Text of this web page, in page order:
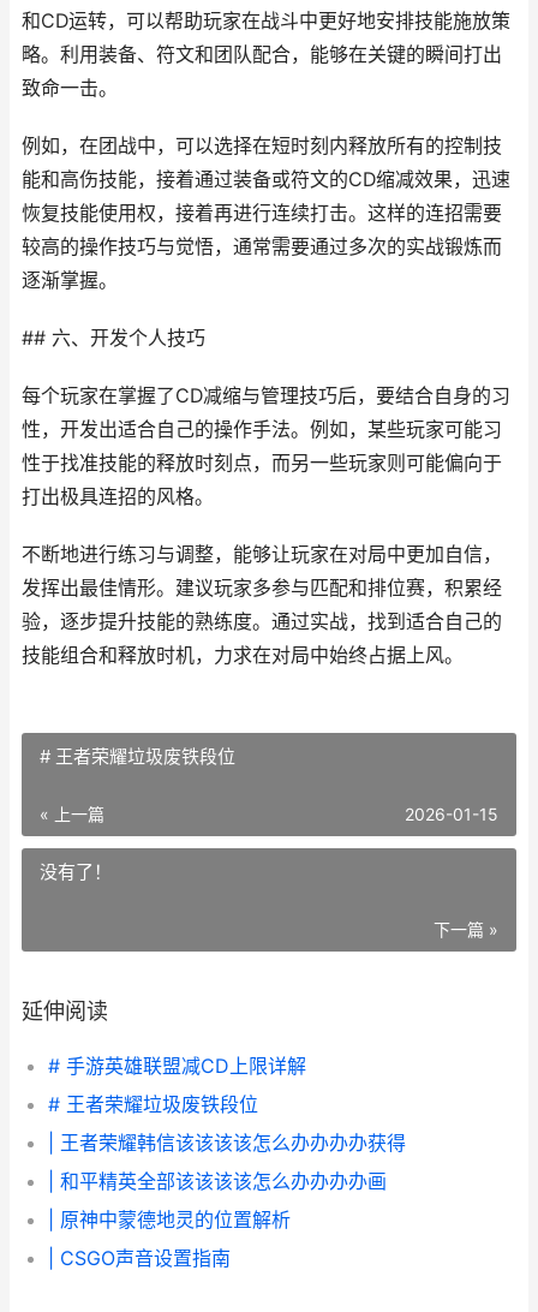
和CD运转，可以帮助玩家在战斗中更好地安排技能施放策
略。利用装备、符文和团队配合，能够在关键的瞬间打出
致命一击。
例如，在团战中，可以选择在短时刻内释放所有的控制技
能和高伤技能，接着通过装备或符文的CD缩减效果，迅速
恢复技能使用权，接着再进行连续打击。这样的连招需要
较高的操作技巧与觉悟，通常需要通过多次的实战锻炼而
逐渐掌握。
## 六、开发个人技巧
每个玩家在掌握了CD减缩与管理技巧后，要结合自身的习
性，开发出适合自己的操作手法。例如，某些玩家可能习
性于找准技能的释放时刻点，而另一些玩家则可能偏向于
打出极具连招的风格。
不断地进行练习与调整，能够让玩家在对局中更加自信，
发挥出最佳情形。建议玩家多参与匹配和排位赛，积累经
验，逐步提升技能的熟练度。通过实战，找到适合自己的
技能组合和释放时机，力求在对局中始终占据上风。
# 王者荣耀垃圾废铁段位
« 上一篇 2026-01-15
没有了！
下一篇 »
延伸阅读
# 手游英雄联盟减CD上限详解
# 王者荣耀垃圾废铁段位
| 王者荣耀韩信该该该该怎么办办办办获得
| 和平精英全部该该该该怎么办办办办画
| 原神中蒙德地灵的位置解析
| CSGO声音设置指南